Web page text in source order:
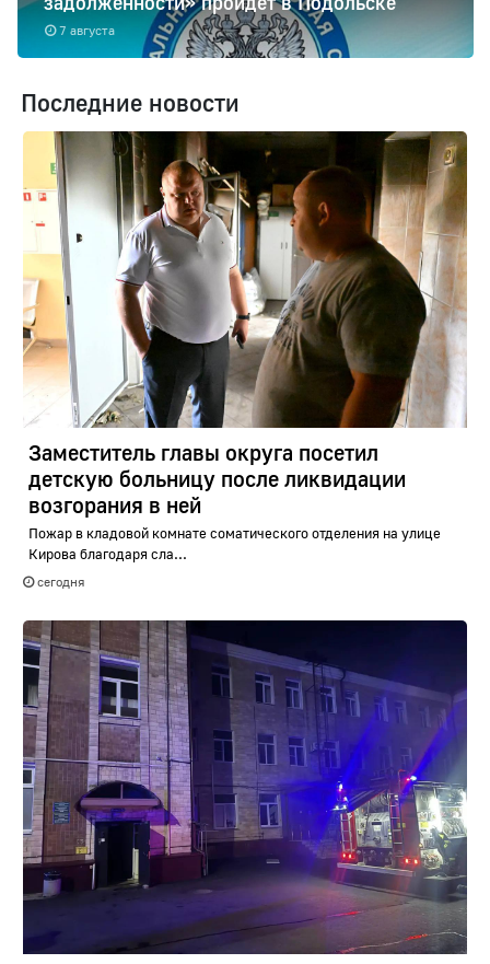
7 августа
Последние новости
Заместитель главы округа посетил
детскую больницу после ликвидации
возгорания в ней
Пожар в кладовой комнате соматического отделения на улице
Кирова благодаря сла...
сегодня